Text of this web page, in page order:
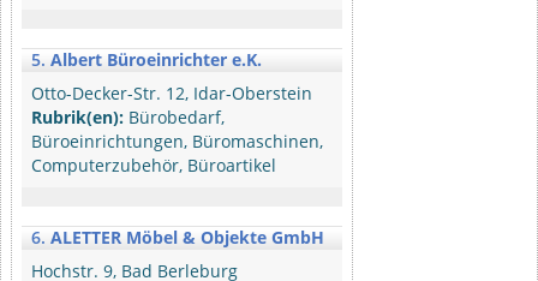
5. Albert Büroeinrichter e.K.
Otto-Decker-Str. 12, Idar-Oberstein
Rubrik(en): Bürobedarf,
Büroeinrichtungen, Büromaschinen,
Computerzubehör, Büroartikel
6. ALETTER Möbel & Objekte GmbH
Hochstr. 9, Bad Berleburg